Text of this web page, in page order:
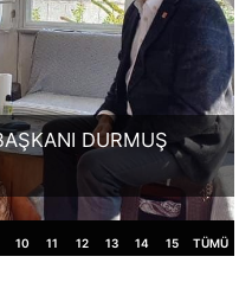
DURMUŞ
10 11 12 13 14 15 TÜMÜ